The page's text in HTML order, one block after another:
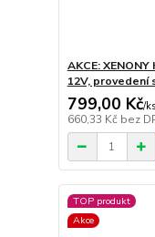
AKCE:
12V, provedení
799,00 Kč/ks
660,33 Kč bez
TOP produkt
Akce